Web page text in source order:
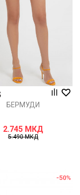
БЕРМУДИ
2.745 МКД
5.490МКД
-50%